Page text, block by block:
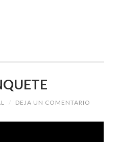
/ DEJA UN COMENTARIO